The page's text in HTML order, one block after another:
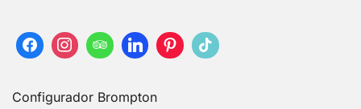
Configurador Brompton